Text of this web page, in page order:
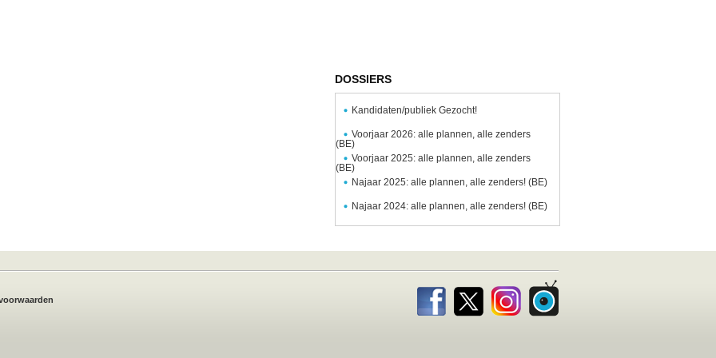
DOSSIERS
Kandidaten/publiek Gezocht!
Voorjaar 2026: alle plannen, alle zenders
(BE)
Voorjaar 2025: alle plannen, alle zenders
(BE)
Najaar 2025: alle plannen, alle zenders! (BE)
Najaar 2024: alle plannen, alle zenders! (BE)